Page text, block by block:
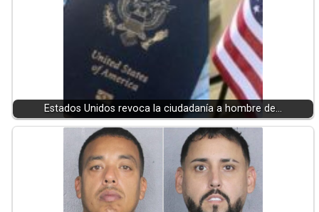
Estados Unidos revoca la ciudadanía a hombre de…